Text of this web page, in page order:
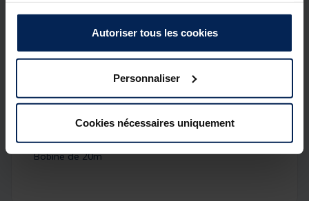
Autoriser tous les cookies
Personnaliser
Cookies nécessaires uniquement
parfaitement le fond. Avec un indice de réfraction
proche de l'eau, il se camoufle dans l’eau pour une
méfiance des poissons les pluscraintifs.
permet d’éviter tout emmêlage au lancé. Sa
ailleurs exceptionnelles.
Bobine de 20m